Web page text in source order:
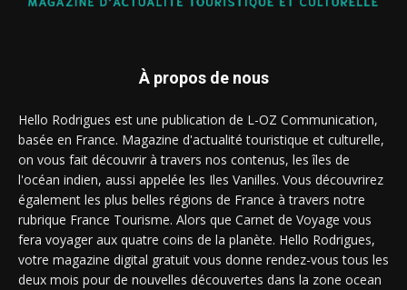
À propos de nous
Hello Rodrigues est une publication de L-OZ Communication,
basée en France. Magazine d'actualité touristique et culturelle,
on vous fait découvrir à travers nos contenus, les îles de
l'océan indien, aussi appelée les Iles Vanilles. Vous découvrirez
également les plus belles régions de France à travers notre
rubrique France Tourisme. Alors que Carnet de Voyage vous
fera voyager aux quatre coins de la planète. Hello Rodrigues,
votre magazine digital gratuit vous donne rendez-vous tous les
deux mois pour de nouvelles découvertes dans la zone ocean